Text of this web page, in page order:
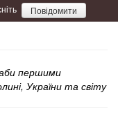
Повідомити
першими
України та світу